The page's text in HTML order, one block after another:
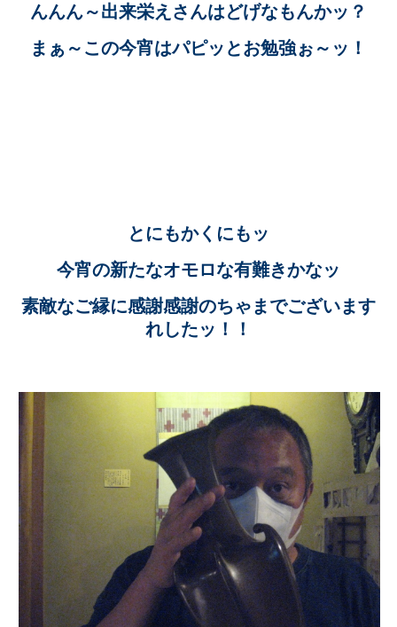
んんん～出来栄えさんはどげなもんかッ？
まぁ～この今宵はパピッとお勉強ぉ～ッ！
とにもかくにもッ
今宵の新たなオモロな有難きかなッ
素敵なご縁に感謝感謝のちゃまでございます
れしたッ！！